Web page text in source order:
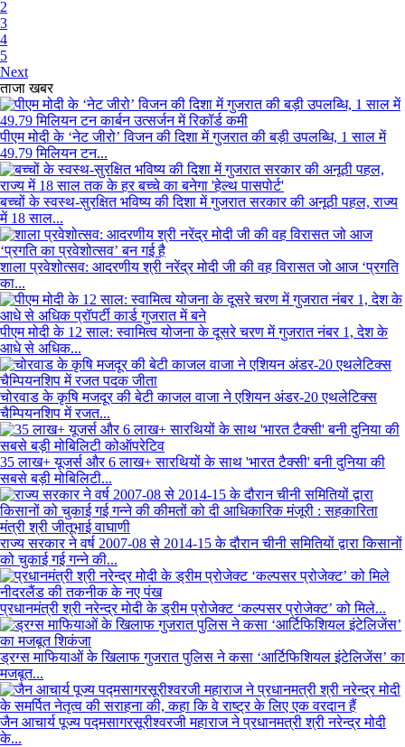
2
3
4
5
Next
ताजा खबर
पीएम मोदी के ‘नेट जीरो’ विजन की दिशा में गुजरात की बड़ी उपलब्धि, 1 साल में
49.79 मिलियन टन...
बच्चों के स्वस्थ-सुरक्षित भविष्य की दिशा में गुजरात सरकार की अनूठी पहल, राज्य
में 18 साल...
शाला प्रवेशोत्सव: आदरणीय श्री नरेंद्र मोदी जी की वह विरासत जो आज ‘प्रगति
का...
पीएम मोदी के 12 साल: स्वामित्व योजना के दूसरे चरण में गुजरात नंबर 1, देश के
आधे से अधिक...
चोरवाड के कृषि मजदूर की बेटी काजल वाजा ने एशियन अंडर-20 एथलेटिक्स
चैम्पियनशिप में रजत...
35 लाख+ यूजर्स और 6 लाख+ सारथियों के साथ 'भारत टैक्सी' बनी दुनिया की
सबसे बड़ी मोबिलिटी...
राज्य सरकार ने वर्ष 2007-08 से 2014-15 के दौरान चीनी समितियों द्वारा किसानों
को चुकाई गई गन्ने की...
प्रधानमंत्री श्री नरेन्द्र मोदी के ड्रीम प्रोजेक्ट ‘कल्पसर प्रोजेक्ट’ को मिले...
ड्रग्स माफियाओं के खिलाफ गुजरात पुलिस ने कसा ‘आर्टिफिशियल इंटेलिजेंस’ का
मजबूत...
जैन आचार्य पूज्य पद्मसागरसूरीश्वरजी महाराज ने प्रधानमत्री श्री नरेन्द्र मोदी
के...